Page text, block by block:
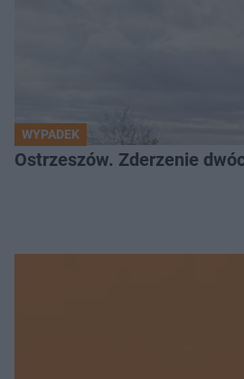
WYPADEK
Ostrzeszów. Zderzenie